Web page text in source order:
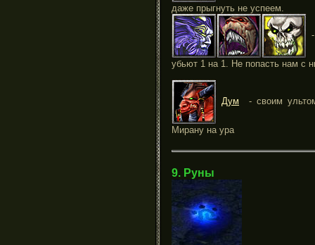
даже прыгнуть не успеем.
убьют 1 на 1. Не попасть нам с
Дум - своим
Мирану на ура
9. Руны